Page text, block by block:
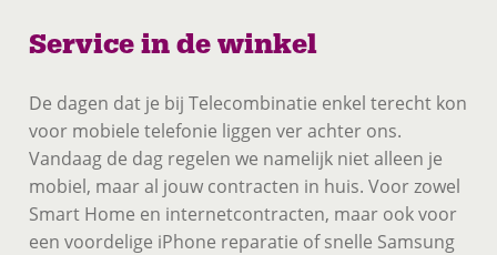
Service in de winkel
De dagen dat je bij Telecombinatie enkel terecht kon
voor mobiele telefonie liggen ver achter ons.
Vandaag de dag regelen we namelijk niet alleen je
mobiel, maar al jouw contracten in huis. Voor zowel
Smart Home en internetcontracten, maar ook voor
een voordelige iPhone reparatie of snelle Samsung